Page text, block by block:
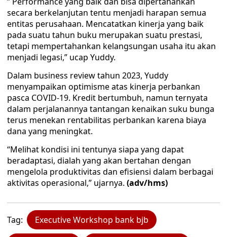
secara berkelanjutan tentu menjadi harapan semua
entitas perusahaan. Mencatatkan kinerja yang baik
pada suatu tahun buku merupakan suatu prestasi,
tetapi mempertahankan kelangsungan usaha itu akan
menjadi legasi,” ucap Yuddy.
Dalam business review tahun 2023, Yuddy
menyampaikan optimisme atas kinerja perbankan
pasca COVID-19. Kredit bertumbuh, namun ternyata
dalam perjalanannya tantangan kenaikan suku bunga
terus menekan rentabilitas perbankan karena biaya
dana yang meningkat.
“Melihat kondisi ini tentunya siapa yang dapat
beradaptasi, dialah yang akan bertahan dengan
mengelola produktivitas dan efisiensi dalam berbagai
aktivitas operasional,” ujarnya. (adv/hms)
Tag: Executive Workshop bank bjb